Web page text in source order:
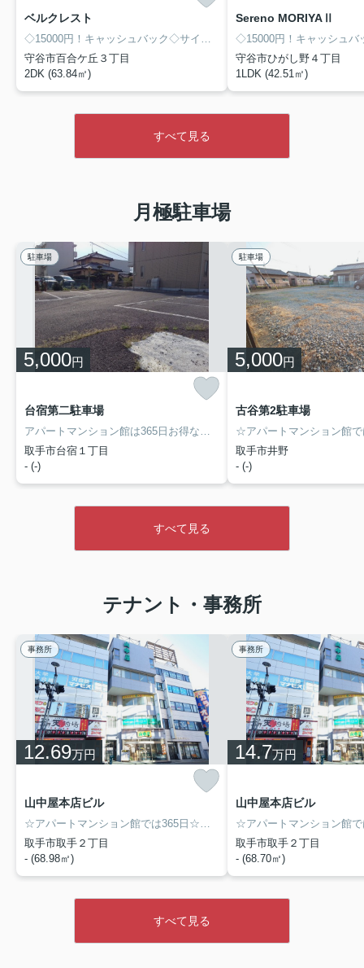
ベルクレスト
守谷市百合ケ丘３丁目
2DK (63.84㎡)
Sereno MORIYAⅡ
守谷市ひがし野４丁目
1LDK (42.51㎡)
すべて見る
月極駐車場
駐車場
5,000円
台宿第二駐車場
取手市台宿１丁目
- (-)
駐車場
5,000円
古谷第2駐車場
取手市井野
- (-)
すべて見る
テナント・事務所
事務所
12.69万円
山中屋本店ビル
取手市取手２丁目
- (68.98㎡)
事務所
14.7万円
山中屋本店ビル
取手市取手２丁目
- (68.70㎡)
すべて見る